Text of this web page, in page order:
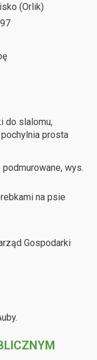
(Orlik)
do slalomu,
prosta
wys.
na psie
Gospodarki